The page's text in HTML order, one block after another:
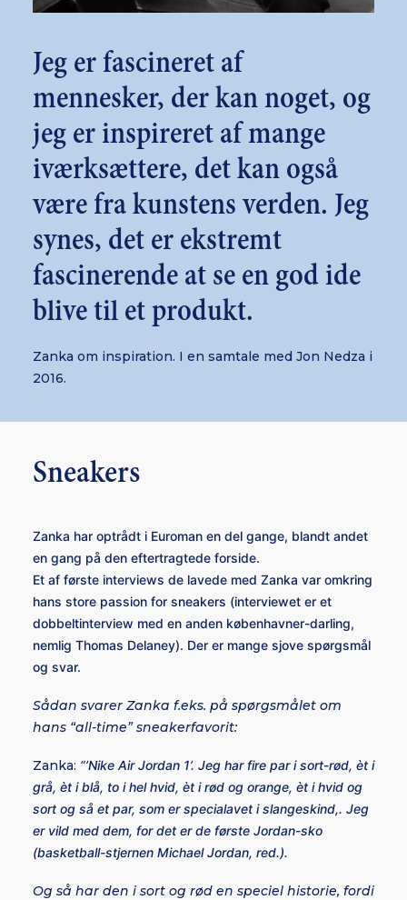
Jeg er fascineret af
mennesker, der kan noget, og
jeg er inspireret af mange
iværksættere, det kan også
være fra kunstens verden. Jeg
synes, det er ekstremt
fascinerende at se en god ide
blive til et produkt.
Zanka om inspiration. I en samtale med Jon Nedza i
2016.
Sneakers
Zanka har optrådt i Euroman en del gange, blandt andet
en gang på den eftertragtede forside.
Et af første interviews de lavede med Zanka var omkring
hans store passion for sneakers (interviewet er et
dobbeltinterview med en anden københavner-darling,
nemlig Thomas Delaney). Der er mange sjove spørgsmål
og svar.
Sådan svarer Zanka f.eks. på spørgsmålet om
hans “all-time” sneakerfavorit:
Zanka: “’Nike Air Jordan 1’. Jeg har fire par i sort-rød, èt i
grå, èt i blå, to i hel hvid, èt i rød og orange, èt i hvid og
sort og så et par, som er specialavet i slangeskind,. Jeg
er vild med dem, for det er de første Jordan-sko
(basketball-stjernen Michael Jordan, red.).
Og så har den i sort og rød en speciel historie, fordi